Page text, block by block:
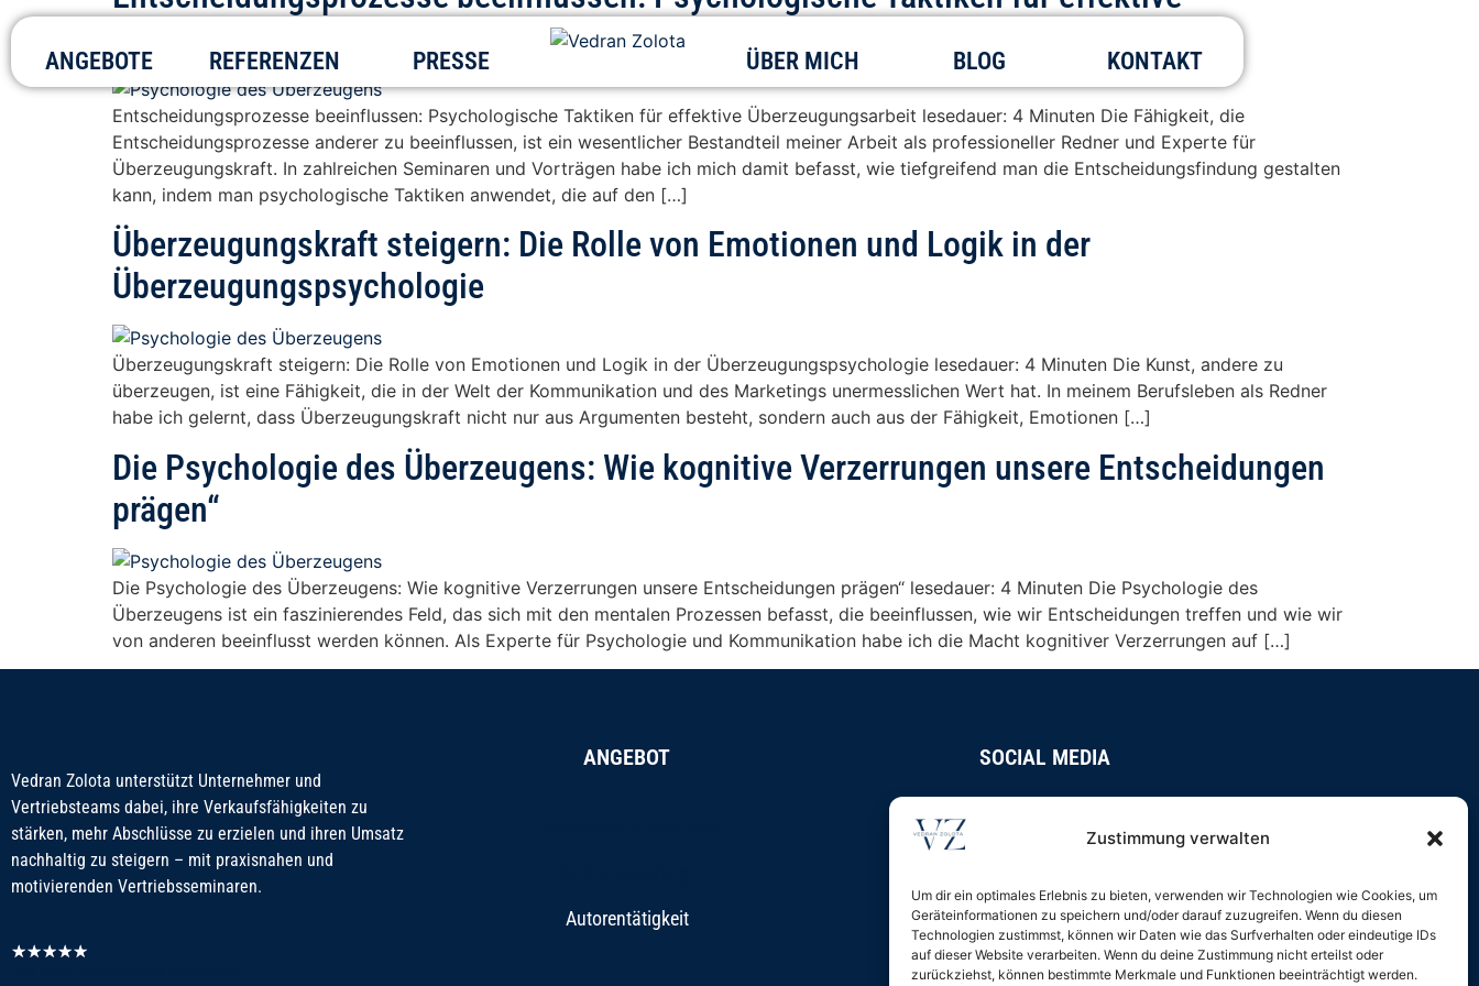
Zustimmung verwalten
Um dir ein optimales Erlebnis zu bieten, verwenden wir Technologien wie Cookies, um
Geräteinformationen zu speichern und/oder darauf zuzugreifen. Wenn du diesen
Technologien zustimmst, können wir Daten wie das Surfverhalten oder eindeutige IDs
auf dieser Website verarbeiten. Wenn du deine Zustimmung nicht erteilst oder
zurückziehst, können bestimmte Merkmale und Funktionen beeinträchtigt werden.
ANGEBOTE REFERENZEN PRESSE ÜBER MICH BLOG KONTAKT
Entscheidungsprozesse beeinflussen: Psychologische Taktiken für effektive Überzeugungsarbeit lesedauer: 4 Minuten Die Fähigkeit, die
Entscheidungsprozesse anderer zu beeinflussen, ist ein wesentlicher Bestandteil meiner Arbeit als professioneller Redner und Experte für
Überzeugungskraft. In zahlreichen Seminaren und Vorträgen habe ich mich damit befasst, wie tiefgreifend man die Entscheidungsfindung gestalten
kann, indem man psychologische Taktiken anwendet, die auf den […]
Überzeugungskraft steigern: Die Rolle von Emotionen und Logik in der
Überzeugungspsychologie
Überzeugungskraft steigern: Die Rolle von Emotionen und Logik in der Überzeugungspsychologie lesedauer: 4 Minuten Die Kunst, andere zu
überzeugen, ist eine Fähigkeit, die in der Welt der Kommunikation und des Marketings unermesslichen Wert hat. In meinem Berufsleben als Redner
habe ich gelernt, dass Überzeugungskraft nicht nur aus Argumenten besteht, sondern auch aus der Fähigkeit, Emotionen […]
Die Psychologie des Überzeugens: Wie kognitive Verzerrungen unsere Entscheidungen
prägen“
Die Psychologie des Überzeugens: Wie kognitive Verzerrungen unsere Entscheidungen prägen“ lesedauer: 4 Minuten Die Psychologie des
Überzeugens ist ein faszinierendes Feld, das sich mit den mentalen Prozessen befasst, die beeinflussen, wie wir Entscheidungen treffen und wie wir
von anderen beeinflusst werden können. Als Experte für Psychologie und Kommunikation habe ich die Macht kognitiver Verzerrungen auf […]
Vedran Zolota unterstützt Unternehmer und
Vertriebsteams dabei, ihre Verkaufsfähigkeiten zu
stärken, mehr Abschlüsse zu erzielen und ihren Umsatz
nachhaltig zu steigern – mit praxisnahen und
motivierenden Vertriebsseminaren.
★★★★★
ANGEBOT
Autorentätigkeit
SOCIAL MEDIA
IMPRESSUM
DATENSCHUTZ